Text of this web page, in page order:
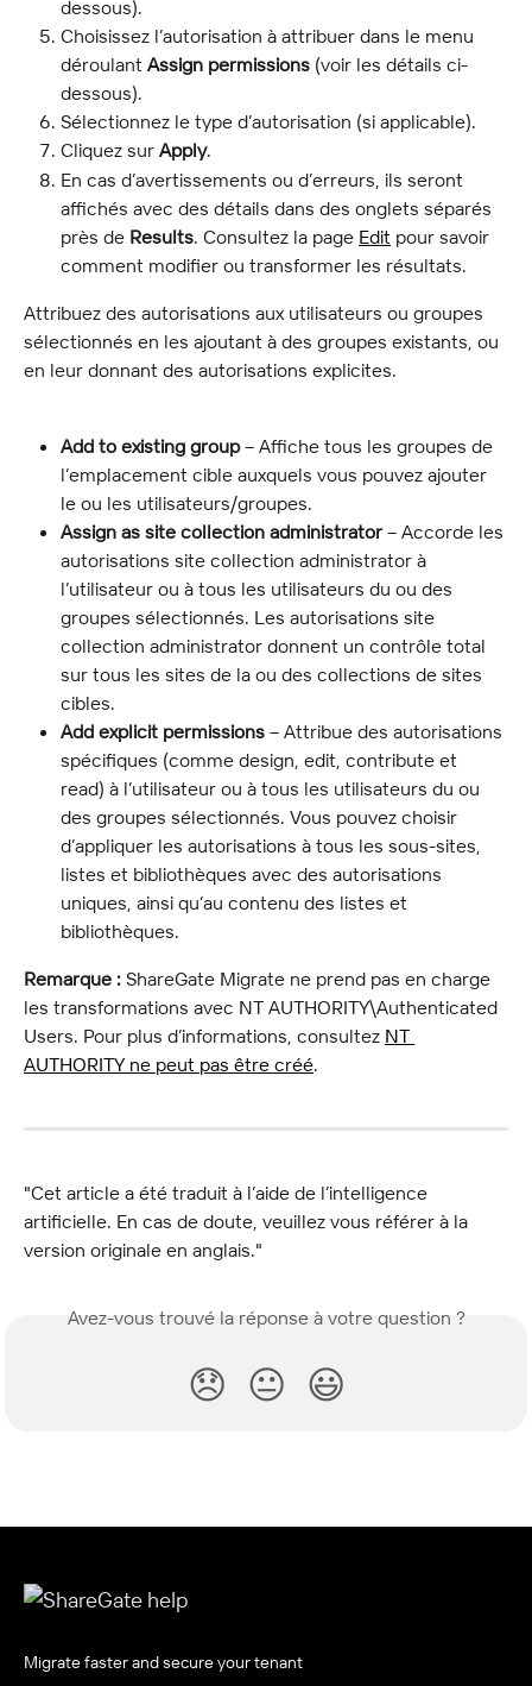
dessous).
Choisissez l’autorisation à attribuer dans le menu
déroulant Assign permissions (voir les détails ci-
dessous).
Sélectionnez le type d’autorisation (si applicable).
Cliquez sur Apply.
En cas d’avertissements ou d’erreurs, ils seront
affichés avec des détails dans des onglets séparés
près de Results. Consultez la page Edit pour savoir
comment modifier ou transformer les résultats.
Attribuez des autorisations aux utilisateurs ou groupes
sélectionnés en les ajoutant à des groupes existants, ou
en leur donnant des autorisations explicites.
Add to existing group – Affiche tous les groupes de
l’emplacement cible auxquels vous pouvez ajouter
le ou les utilisateurs/groupes.
Assign as site collection administrator – Accorde les
autorisations site collection administrator à
l’utilisateur ou à tous les utilisateurs du ou des
groupes sélectionnés. Les autorisations site
collection administrator donnent un contrôle total
sur tous les sites de la ou des collections de sites
cibles.
Add explicit permissions – Attribue des autorisations
spécifiques (comme design, edit, contribute et
read) à l’utilisateur ou à tous les utilisateurs du ou
des groupes sélectionnés. Vous pouvez choisir
d’appliquer les autorisations à tous les sous-sites,
listes et bibliothèques avec des autorisations
uniques, ainsi qu’au contenu des listes et
bibliothèques.
Remarque : ShareGate Migrate ne prend pas en charge
les transformations avec NT AUTHORITY\Authenticated
Users. Pour plus d’informations, consultez NT
AUTHORITY ne peut pas être créé.
"Cet article a été traduit à l’aide de l’intelligence
artificielle. En cas de doute, veuillez vous référer à la
version originale en anglais."
Avez-vous trouvé la réponse à votre question ?
😞 😐 😃
Migrate faster and secure your tenant